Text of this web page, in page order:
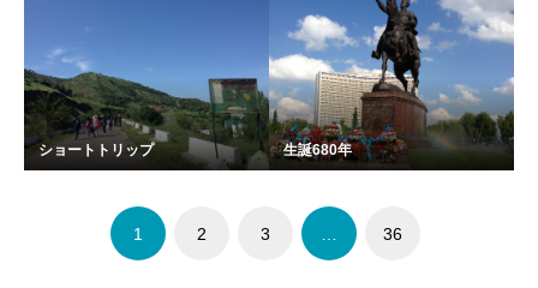
ショートトリップ 生誕680年
1 2 3 36